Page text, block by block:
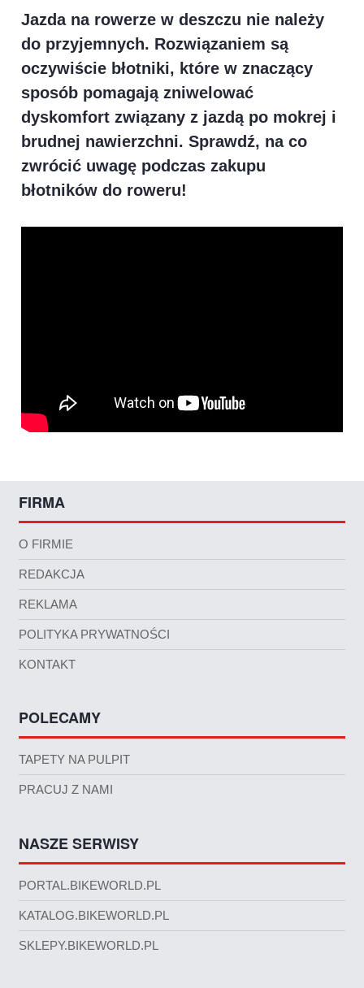
Jazda na rowerze w deszczu nie należy
do przyjemnych. Rozwiązaniem są
oczywiście błotniki, które w znaczący
sposób pomagają zniwelować
dyskomfort związany z jazdą po mokrej i
brudnej nawierzchni. Sprawdź, na co
zwrócić uwagę podczas zakupu
błotników do roweru!
FIRMA
O FIRMIE
REDAKCJA
REKLAMA
POLITYKA PRYWATNOŚCI
KONTAKT
POLECAMY
TAPETY NA PULPIT
PRACUJ Z NAMI
NASZE SERWISY
PORTAL.BIKEWORLD.PL
KATALOG.BIKEWORLD.PL
SKLEPY.BIKEWORLD.PL